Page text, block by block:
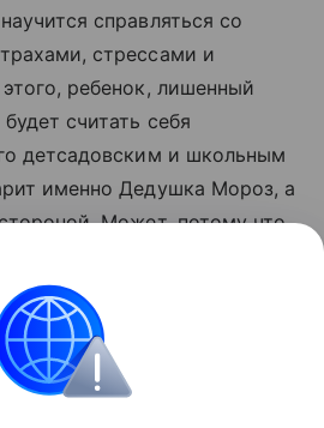
справляться со
стрессами и
ребенок, лишенный
считать себя
детсадовским и школьным
именно Дедушка Мороз, а
Может, потому что
Дед Мороз? Расскажите,